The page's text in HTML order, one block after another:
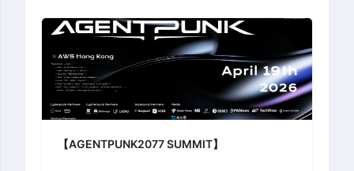
【AGENTPUNK2077 SUMMIT】